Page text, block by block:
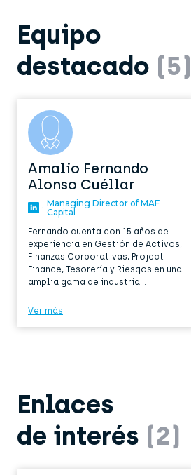
Equipo
destacado (5)
Amalio Fernando
Alonso Cuéllar
· Managing Director of MAF
Capital
Fernando cuenta con 15 años de
experiencia en Gestión de Activos,
Finanzas Corporativas, Project
Finance, Tesorería y Riesgos en una
amplia gama de industria...
Ver más
Enlaces
de interés (2)